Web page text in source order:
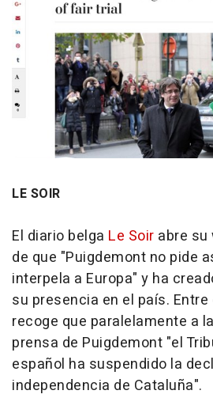
LE SOIR
El diario belga Le Soir abre
de que "Puigdemont no pide
interpela a Europa" y ha
su presencia en el país.
recoge que paralelamente a
prensa de Puigdemont "el
español ha suspendido la
independencia de Cataluña".